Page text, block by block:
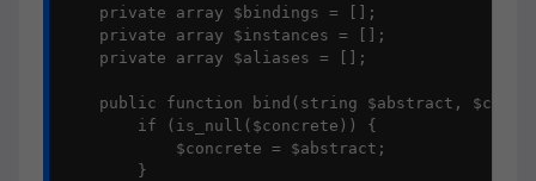
    private array $bindings = [];
    private array $instances = [];
    private array $aliases = [];
public function bind(string $abstract,
        if (is_null($concrete)) {
            $concrete = $abstract;
        }